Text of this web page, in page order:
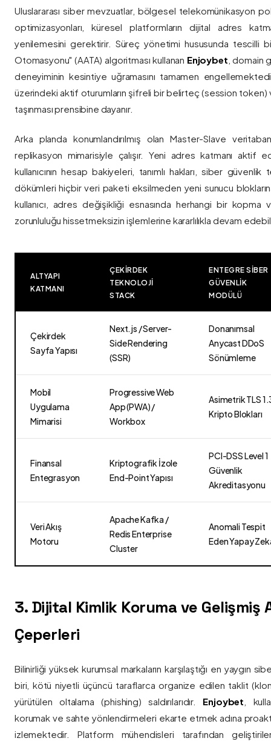
Uluslararası siber mevzuatlar, bölgesel telekomünikasyon
optimizasyonları, küresel platformların dijital adres
yenilemesini gerektirir. Süreç yönetimi hususunda tescilli
Otomasyonu" (AATA) algoritması kullanan Enjoybet , domain
deneyiminin kesintiye uğramasını tamamen
üzerindeki aktif oturumların şifreli bir belirteç (session token)
taşınması prensibine dayanır.
Arka planda konumlandırılmış olan Master-Slave
replikasyon mimarisiyle çalışır. Yeni adres katmanı aktif
kullanıcının hesap bakiyeleri, tanımlı hakları, siber
dökümleri hiçbir veri paketi eksilmeden yeni sunucu
kullanıcı, adres değişikliği esnasında herhangi bir
zorunluluğu hissetmeksizin işlemlerine kararlılıkla devam
ALTYAPI
KATMANI
ÇEKIRDEK
TEKNOLOJI
STACK
ENTEGRE SIBER
GÜVENLIK
MODÜLÜ
Çekirdek
Sayfa Yapısı
Next.js / Server-
Side Rendering
(SSR)
Donanımsal
Anycast DDoS
Sönümleme
Mobil
Uygulama
Mimarisi
Progressive Web
App (PWA) /
Workbox
Asimetrik TLS
Kripto Blokları
Finansal
Entegrasyon
Kriptografik İzole
End-Point Yapısı
PCI-DSS Level 1
Güvenlik
Akreditasyonu
Veri Akış
Motoru
Apache Kafka /
Redis Enterprise
Cluster
Anomali Tespit
Eden Yapay
3. Dijital Kimlik Koruma ve Gelişmiş
Çeperleri
Bilinirliği yüksek kurumsal markaların karşılaştığı en yaygın
biri, kötü niyetli üçüncü taraflarca organize edilen taklit
yürütülen oltalama (phishing) saldırılarıdır. Enjoybet ,
korumak ve sahte yönlendirmeleri ekarte etmek adına
izlemektedir. Platform mühendisleri tarafından